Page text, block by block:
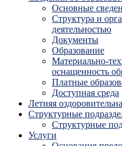
Основные
Структура и
деятельностью
Документы
Образование
Материально-
оснащенность
Платные
Доступная среда
Летняя
Структурные
Структурные
Услуги